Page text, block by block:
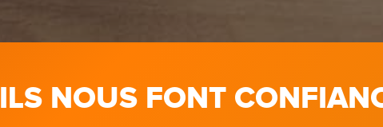
ILS NOUS FONT